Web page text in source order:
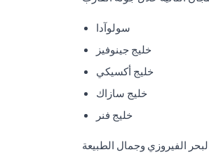
سولوآدا
خليج جينوفيز
خليج أكسيكي
خليج سازاك
خليج فنر